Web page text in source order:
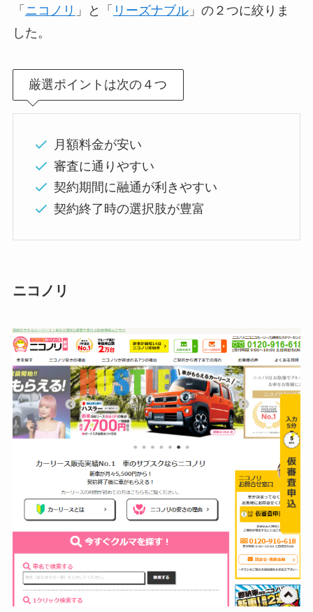
「 ニコノリ 」と「 リーズナブル」の２つに絞りま
した。
厳選ポイントは次の４つ
月額料金が安い
審査に通りやすい
契約期間に融通が利きやすい
契約終了時の選択肢が豊富
ニコノリ